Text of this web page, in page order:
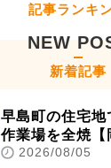
記事ランキ
NEW
新着記事
早島町の住宅
作業場を全焼【
2026/08/05